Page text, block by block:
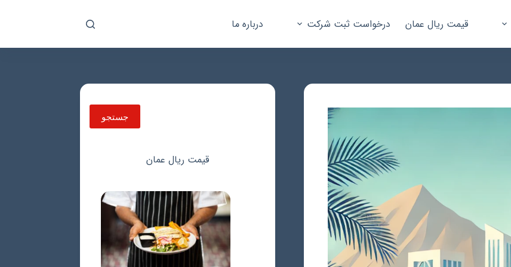
قیمت ریال عمان درخواست ثبت شرکت درباره ما
جستجو
قیمت ریال عمان